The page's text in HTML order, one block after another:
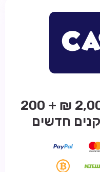
בונוס מתגלגל עד 2,000 ₪ + 200
חדשים